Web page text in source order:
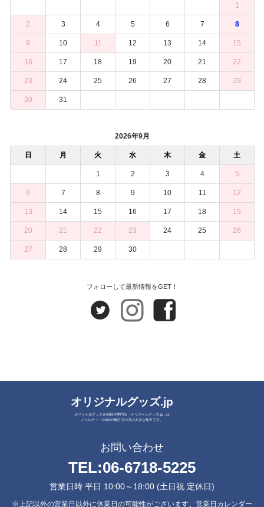
1
2 3 4 5 6 7 8
9 10 11 12 13 14 15
16 17 18 19 20 21 22
23 24 25 26 27 28 29
30 31
2026年9月
日 月 火 水 木 金 土
1 2 3 4 5
6 7 8 9 10 11 12
13 14 15 16 17 18 19
20 21 22 23 24 25 26
27 28 29 30
フォローして最新情報をGET！
オリジナルグッズ.jp
オリジナルグッズ企画制作専門店「オリジナルグッズ.jp」は
ノベルティ・OEMの検討中の方の大きな味方です。
お問い合わせ
TEL:06-6718-5225
営業日時 平日 10:00～18:00 (土日祝 定休日)
※上記以外の営業日以外に休業日の可能性がございます。営業日カレンダー